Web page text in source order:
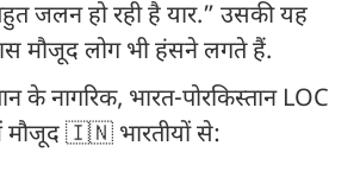
जलन हो रही है यार.” उसकी यह
मौजूद लोग भी हंसने लगते हैं.
के नागरिक, भारत-पोरकिस्तान LOC
मौजूद 🇮🇳 भारतीयों से: